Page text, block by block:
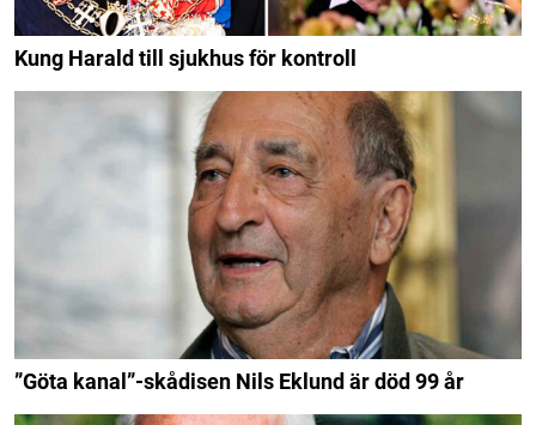
Kung Harald till sjukhus för kontroll
”Göta kanal”-skådisen Nils Eklund är död 99 år